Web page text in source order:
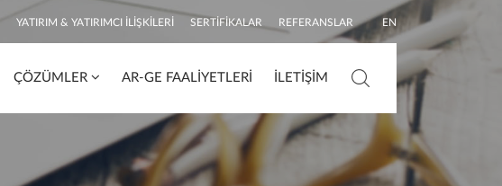
YATIRIM & YATIRIMCI İLIŞKILERI SERTIFIKALAR REFERANSLAR EN
ÇÖZÜMLER AR-GE FAALIYETLERI İLETIŞIM Arama